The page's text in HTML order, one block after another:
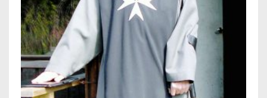
IKONEN, EEN INTRODUCTIE
OVER DE STICHTING
LEXIKON